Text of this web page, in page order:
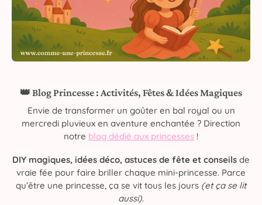
👑 Blog Princesse : Activités, Fêtes & Idées Magiques
Envie de transformer un goûter en bal royal ou un
mercredi pluvieux en aventure enchantée ? Direction
notre blog dédié aux princesses !
DIY magiques, idées déco, astuces de fête et conseils de
vraie fée pour faire briller chaque mini-princesse. Parce
qu’être une princesse, ça se vit tous les jours (et ça se lit
aussi).